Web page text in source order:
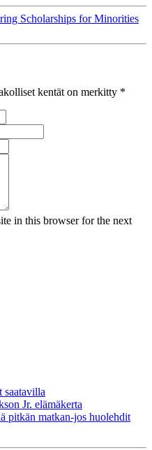
Scholarships for Minorities
kentät on merkitty *
in this browser for the next
saatavilla
Jr. elämäkerta
pitkän matkan-jos huolehdit